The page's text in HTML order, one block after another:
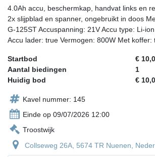
4.0Ah accu, beschermkap, handvat links en
2x slijpblad en spanner, ongebruikt in doos
G-125ST Accuspanning: 21V Accu type: Li-
Accu lader: true Vermogen: 800W Met koffer:
Startbod
€
Aantal biedingen
1
Huidig bod
€
Kavel nummer: 145
Einde op 09/07/2026 12:00
Troostwijk
Collseweg 26A, 5674 TR Nuenen,